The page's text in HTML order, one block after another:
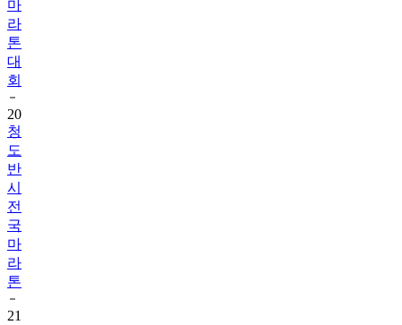
톤
대
회
20
청
도
반
시
전
국
마
라
톤
21
청
계